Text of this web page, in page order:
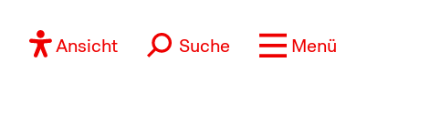
Ansicht Suche Menü